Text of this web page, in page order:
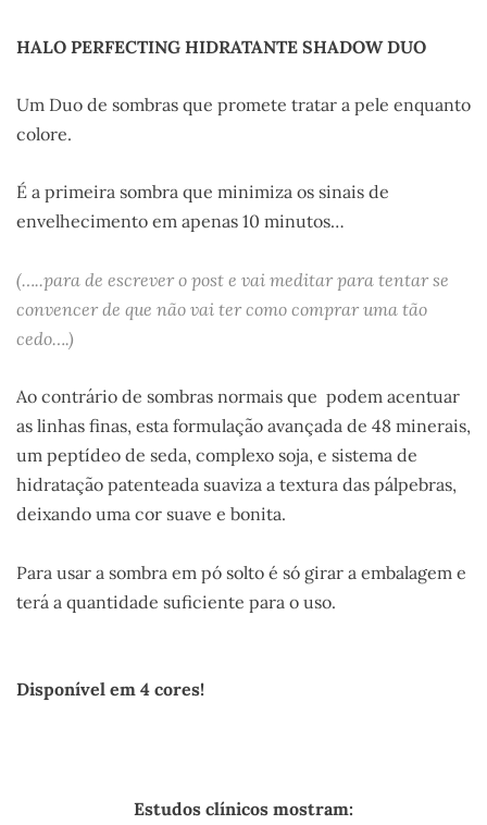
HALO PERFECTING HIDRATANTE SHADOW DUO
Um Duo de sombras que promete tratar a pele enquanto
colore.
É a primeira sombra que minimiza os sinais de
envelhecimento em apenas 10 minutos…
(…..para de escrever o post e vai meditar para tentar se
convencer de que não vai ter como comprar uma tão
cedo….)
Ao contrário de sombras normais que podem acentuar
as linhas finas, esta formulação avançada de 48 minerais,
um peptídeo de seda, complexo soja, e sistema de
hidratação patenteada suaviza a textura das pálpebras,
deixando uma cor suave e bonita.
Para usar a sombra em pó solto é só girar a embalagem e
terá a quantidade suficiente para o uso.
Disponível em 4 cores!
Estudos clínicos mostram: